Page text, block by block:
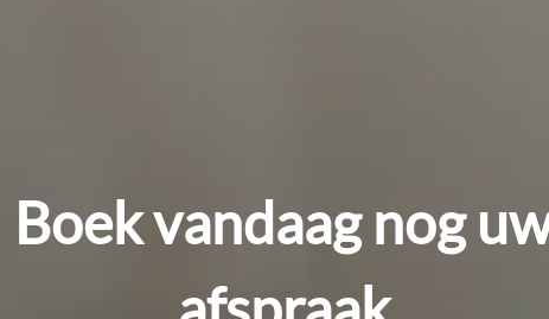
Boek vandaag nog